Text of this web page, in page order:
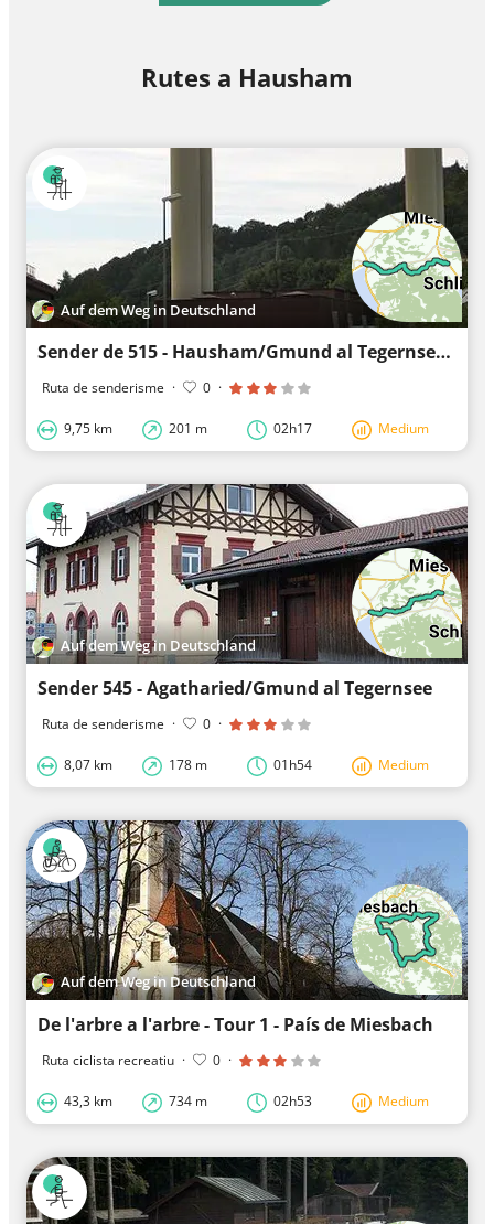
Rutes a Hausham
Auf dem Weg in Deutschland
Sender de 515 - Hausham/Gmund al Tegernsee
Ruta de senderisme · 0 ·
9,75 km 201 m 02h17 Medium
Auf dem Weg in Deutschland
Sender 545 - Agatharied/Gmund al Tegernsee
Ruta de senderisme · 0 ·
8,07 km 178 m 01h54 Medium
Auf dem Weg in Deutschland
De l'arbre a l'arbre - Tour 1 - País de Miesbach
Ruta ciclista recreatiu · 0 ·
43,3 km 734 m 02h53 Medium